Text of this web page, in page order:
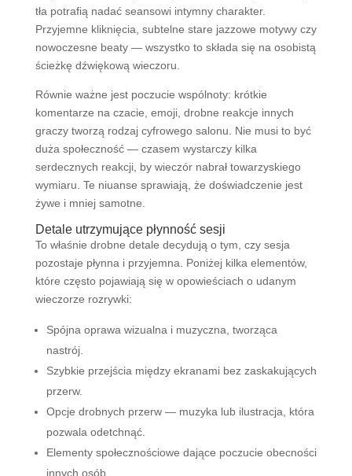
tła potrafią nadać seansowi intymny charakter.
Przyjemne kliknięcia, subtelne stare jazzowe motywy czy
nowoczesne beaty — wszystko to składa się na osobistą
ścieżkę dźwiękową wieczoru.
Równie ważne jest poczucie wspólnoty: krótkie
komentarze na czacie, emoji, drobne reakcje innych
graczy tworzą rodzaj cyfrowego salonu. Nie musi to być
duża społeczność — czasem wystarczy kilka
serdecznych reakcji, by wieczór nabrał towarzyskiego
wymiaru. Te niuanse sprawiają, że doświadczenie jest
żywe i mniej samotne.
Detale utrzymujące płynność sesji
To właśnie drobne detale decydują o tym, czy sesja
pozostaje płynna i przyjemna. Poniżej kilka elementów,
które często pojawiają się w opowieściach o udanym
wieczorze rozrywki:
Spójna oprawa wizualna i muzyczna, tworząca
nastrój.
Szybkie przejścia między ekranami bez zaskakujących
przerw.
Opcje drobnych przerw — muzyka lub ilustracja, która
pozwala odetchnąć.
Elementy społecznościowe dające poczucie obecności
innych osób.